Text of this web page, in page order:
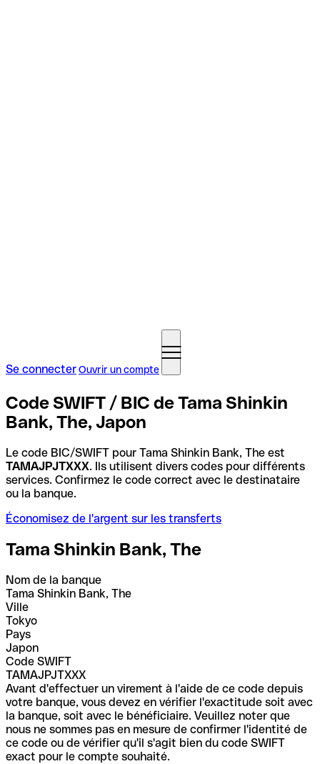
Se connecterOuvrir un compte
Code SWIFT / BIC de Tama Shinkin
Bank, The, Japon
Le code BIC/SWIFT pour Tama Shinkin Bank, The est
TAMAJPJTXXX. Ils utilisent divers codes pour différents
services. Confirmez le code correct avec le destinataire
ou la banque.
Économisez de l'argent sur les transferts
Tama Shinkin Bank, The
Nom de la banque
Tama Shinkin Bank, The
Ville
Tokyo
Pays
Japon
Code SWIFT
TAMAJPJTXXX
Avant d'effectuer un virement à l'aide de ce code depuis
votre banque, vous devez en vérifier l'exactitude soit avec
la banque, soit avec le bénéficiaire. Veuillez noter que
nous ne sommes pas en mesure de confirmer l'identité de
ce code ou de vérifier qu'il s'agit bien du code SWIFT
exact pour le compte souhaité.